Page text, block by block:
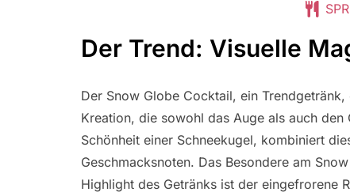
Der Trend: Visuelle
Der Snow Globe Cocktail, ein
Kreation, die sowohl das Auge als auch
Schönheit einer Schneekugel, kombiniert
Geschmacksnoten. Das Besondere am
Highlight des Getränks ist der eingefrorene